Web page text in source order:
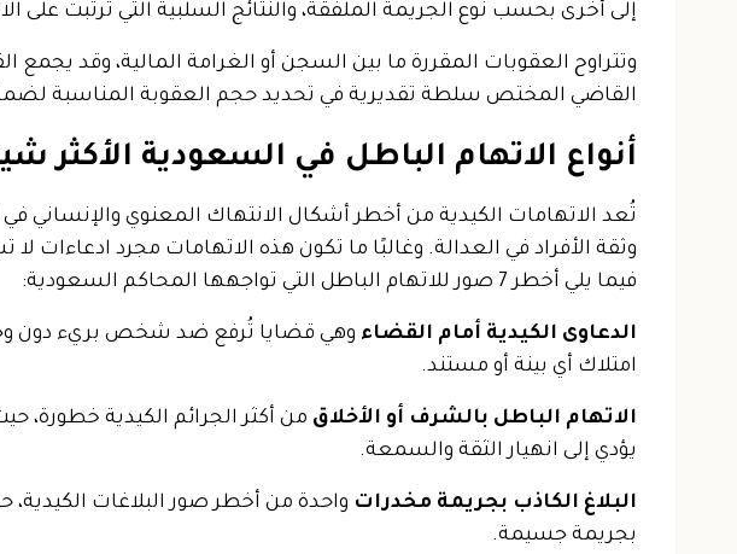
إلى أخرى بحسب نوع الجريمة الملفقة، والنتائج السلبية التي ترتبت
وتتراوح العقوبات المقررة ما بين السجن أو الغرامة المالية، وقد
القاضي المختص سلطة تقديرية في تحديد حجم العقوبة المناسبة
أنواع الاتهام الباطل في السعودية الأكثر
تُعد الاتهامات الكيدية من أخطر أشكال الانتهاك المعنوي والإنساني في
وثقة الأفراد في العدالة. وغالبًا ما تكون هذه الاتهامات مجرد ادعاءات لا
فيما يلي أخطر 7 صور للاتهام الباطل التي تواجهها المحاكم السعودية:
الدعاوى الكيدية أمام القضاء وهي قضايا تُرفع ضد شخص بريء دون وجه
امتلاك أي بينة أو مستند.
الاتهام الباطل بالشرف أو الأخلاق من أكثر الجرائم الكيدية خطورة،
يؤدي إلى انهيار الثقة والسمعة.
البلاغ الكاذب بجريمة مخدرات واحدة من أخطر صور البلاغات
بجريمة جسيمة.